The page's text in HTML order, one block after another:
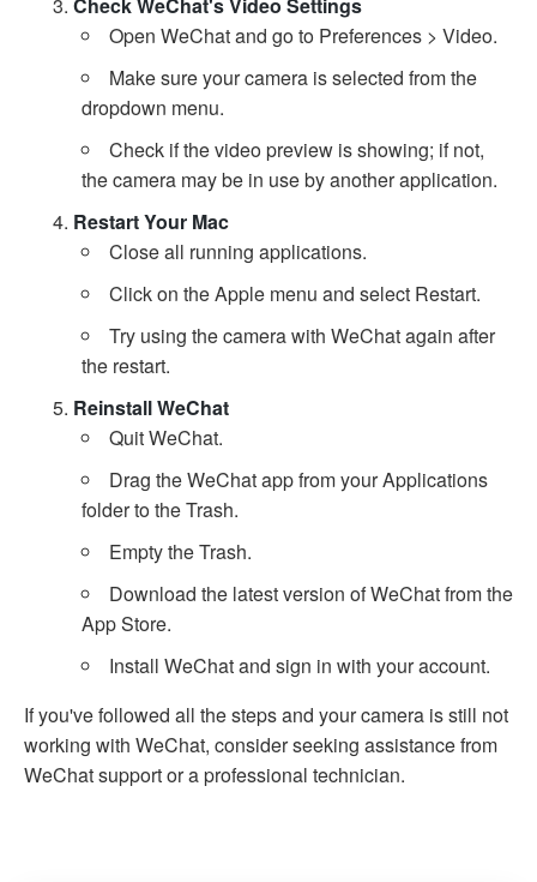
Open WeChat and go to Preferences > Video.
Make sure your camera is selected from the
dropdown menu.
Check if the video preview is showing; if not,
the camera may be in use by another application.
Restart Your Mac
Close all running applications.
Click on the Apple menu and select Restart.
Try using the camera with WeChat again after
the restart.
Reinstall WeChat
Quit WeChat.
Drag the WeChat app from your Applications
folder to the Trash.
Empty the Trash.
Download the latest version of WeChat from the
App Store.
Install WeChat and sign in with your account.
If you've followed all the steps and your camera is still not
working with WeChat, consider seeking assistance from
WeChat support or a professional technician.